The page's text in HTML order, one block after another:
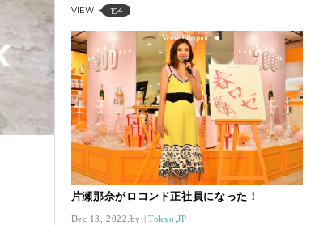
VIEW 154
片瀬那奈がロコンド正社員になった！
Dec 13, 2022. Tokyo,JP